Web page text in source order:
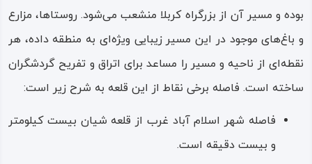
بنابراین اگر این قلعه دست‌ خوش یک کاوش کارشناسانه قرار
گیرد، به احتمال نزدیک به یقین مقدار قابل توجهی از وسایل،
سفال‌ها و اشیاء باستانی به دست خواهد آمد و به بررسی و
شناختن تاریخ و قدمت آن کمک خواهد نمود.
این سازه تاریخی در وسط روستای شیان، چشم انداز زیبایی از
روستا و دشت‌های اطراف آن را به نمایش می‌گذارند؛ از
بوده و مسیر آن از بزرگراه کربلا منشعب می‌شود. روستاها، مزارع
و باغ‌های موجود در این مسیر زیبایی ویژه‌ای به منطقه داده، هر
نقطه‌ای از ناحیه و مسیر را مساعد برای اتراق و تفریح گردشگران
ساخته است. فاصله برخی نقاط از این قلعه به شرح زیر است:
فاصله شهر اسلام آباد غرب از قلعه شیان بیست کیلومتر
و بیست دقیقه است.